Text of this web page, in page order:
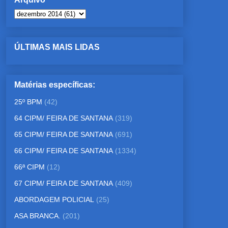
ÚLTIMAS MAIS LIDAS
Matérias específicas:
25º BPM (42)
64 CIPM/ FEIRA DE SANTANA (319)
65 CIPM/ FEIRA DE SANTANA (691)
66 CIPM/ FEIRA DE SANTANA (1334)
66ª CIPM (12)
67 CIPM/ FEIRA DE SANTANA (409)
ABORDAGEM POLICIAL
(25)
ASA BRANCA. (201)